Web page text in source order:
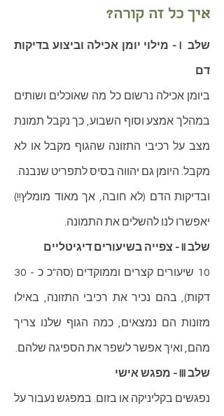
איך כל זה קורה?
שלב I - מילוי יומן אכילה וביצוע בדיקות
דם
ביומן אכילה נרשום כל מה שאוכלים ושותים
במהלך אמצע וסוף השבוע, כך נקבל תמונת
מצב על רכיבי התזונה שהגוף מקבל או לא
מקבל. היומן גם יהווה בסיס לתפריט שנבנה.
ובדיקות הדם (לא חובה, אך מאוד מומלץ!!)
יאפשרו לנו להשלים את התמונה.
שלב II - צפייה בשיעורים דיגיטליים
10 שיעורים קצרים וממוקדים (סה"כ כ - 30
דקות), בהם נכיר את רכיבי התזונה, באילו
מזונות הם נמצאים, כמה הגוף שלנו צריך
מהם, ואיך אפשר לשפר את הספיגה שלהם.
שלב III - מפגש אישי
נפגשים בקליניקה או בזום. במפגש נעבור על